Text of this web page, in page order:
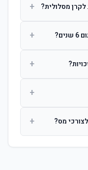
מסלולית? +
ומאפשרת
+
ממס עד לתקרה
+
הראשונה.
+
מס? +